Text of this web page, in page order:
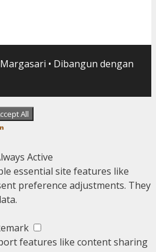
• Dibangun dengan
All
Active
essential site features like
preference adjustments. They
features like content sharing